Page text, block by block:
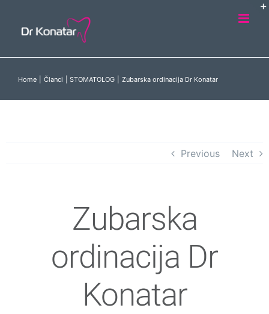
Home Članci STOMATOLOG Zubarska ordinacija Dr Konatar
Previous Next
Zubarska
ordinacija Dr
Konatar